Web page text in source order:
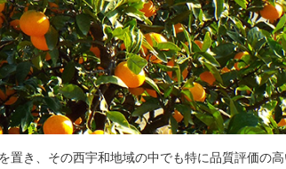
置き、その西宇和地域の中でも特に品質評価の